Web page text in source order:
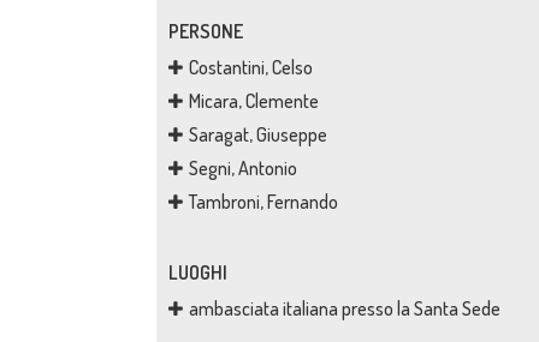
PERSONE
Costantini, Celso
Micara, Clemente
Saragat, Giuseppe
Segni, Antonio
Tambroni, Fernando
LUOGHI
ambasciata italiana presso la Santa Sede